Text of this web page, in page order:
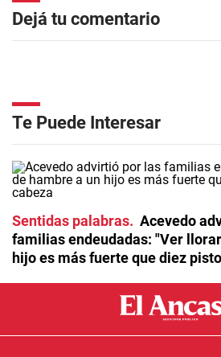
Dejá tu comentario
Te Puede Interesar
Sentidas palabras
Acevedo
familias endeudadas: "Ver
hijo es más fuerte que diez